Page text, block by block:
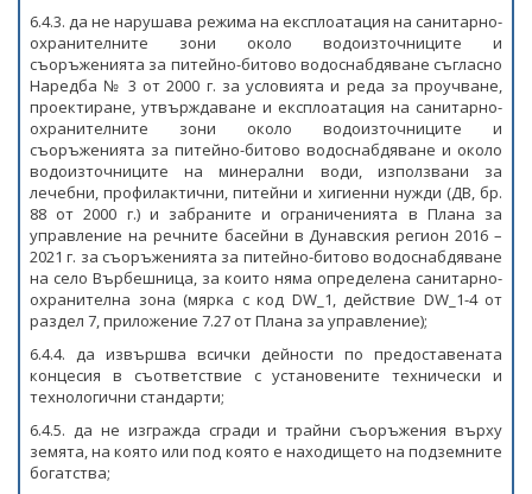
6.4.3. да не нарушава режима на експлоатация на санитарно-
охранителните зони около водоизточниците и
съоръженията за питейно-битово водоснабдяване съгласно
Наредба № 3 от 2000 г. за условията и реда за проучване,
проектиране, утвърждаване и експлоатация на санитарно-
охранителните зони около водоизточниците и
съоръженията за питейно-битово водоснабдяване и около
водоизточниците на минерални води, използвани за
лечебни, профилактични, питейни и хигиенни нужди (ДВ, бр.
88 от 2000 г.) и забраните и ограниченията в Плана за
управление на речните басейни в Дунавския регион 2016 –
2021 г. за съоръженията за питейно-битово водоснабдяване
на село Върбешница, за които няма определена санитарно-
охранителна зона (мярка с код DW_1, действие DW_1-4 от
раздел 7, приложение 7.27 от Плана за управление);
6.4.4. да извършва всички дейности по предоставената
концесия в съответствие с установените технически и
технологични стандарти;
6.4.5. да не изгражда сгради и трайни съоръжения върху
земята, на която или под която е находището на подземните
богатства;